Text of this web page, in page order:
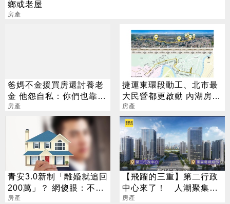
鄉或老屋
房產
爸媽不金援買房還討養老
金 他怨自私：你們也靠上
一代
房產
捷運東環段動工、北市最
大民營都更啟動 內湖房市
迎歷史轉折
房產
青安3.0新制「離婚就追回
200萬」？ 網傻眼：不合
也得死撐
房產
【飛躍的三重】第二行政
中心來了！ 人潮聚集效
應底定
房產